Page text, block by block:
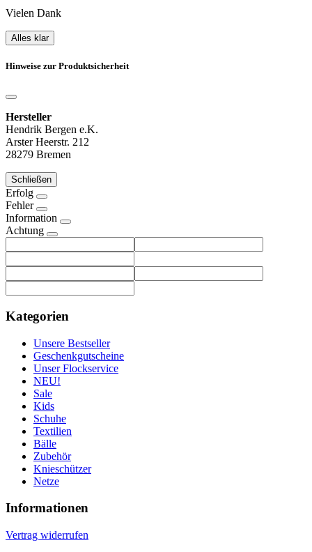
Vielen Dank
Alles klar
Hinweise zur Produktsicherheit
Hersteller
Hendrik Bergen e.K.
Arster Heerstr. 212
28279 Bremen
Schließen
Erfolg
Fehler
Information
Achtung
Kategorien
Unsere Bestseller
Geschenkgutscheine
Unser Flockservice
NEU!
Sale
Kids
Schuhe
Textilien
Bälle
Zubehör
Knieschützer
Netze
Informationen
Vertrag widerrufen